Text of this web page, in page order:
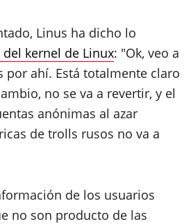
Linus ha dicho lo
kernel de Linux: "Ok, veo a
por ahí. Está totalmente claro
no se va a revertir, y el
anónimas al azar
de trolls rusos no va a
de los usuarios
no son producto de las